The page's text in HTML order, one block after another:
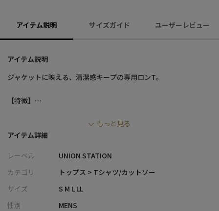
アイテム説明 サイズガイド ユーザーレビュー
アイテム説明
ジャケットに映える、清潔感キープの専用ロンT。
【特徴】
・後衿の幅を調整し、皮脂汚れが付きにくいジャケット専用設計
・衿リブの編み立てがさりげないアクセントに
【コーディネート提案】
イルに
・シャツの下に重ねて、快適さと上品さを両立
もっと見る
アイテム詳細
レーベル
UNION STATION
カテゴリ
トップス > Tシャツ/カットソー
サイズ
S M L LL
性別
MENS